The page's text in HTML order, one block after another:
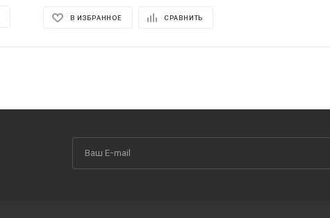
В ИЗБРАННОЕ СРАВНИТЬ